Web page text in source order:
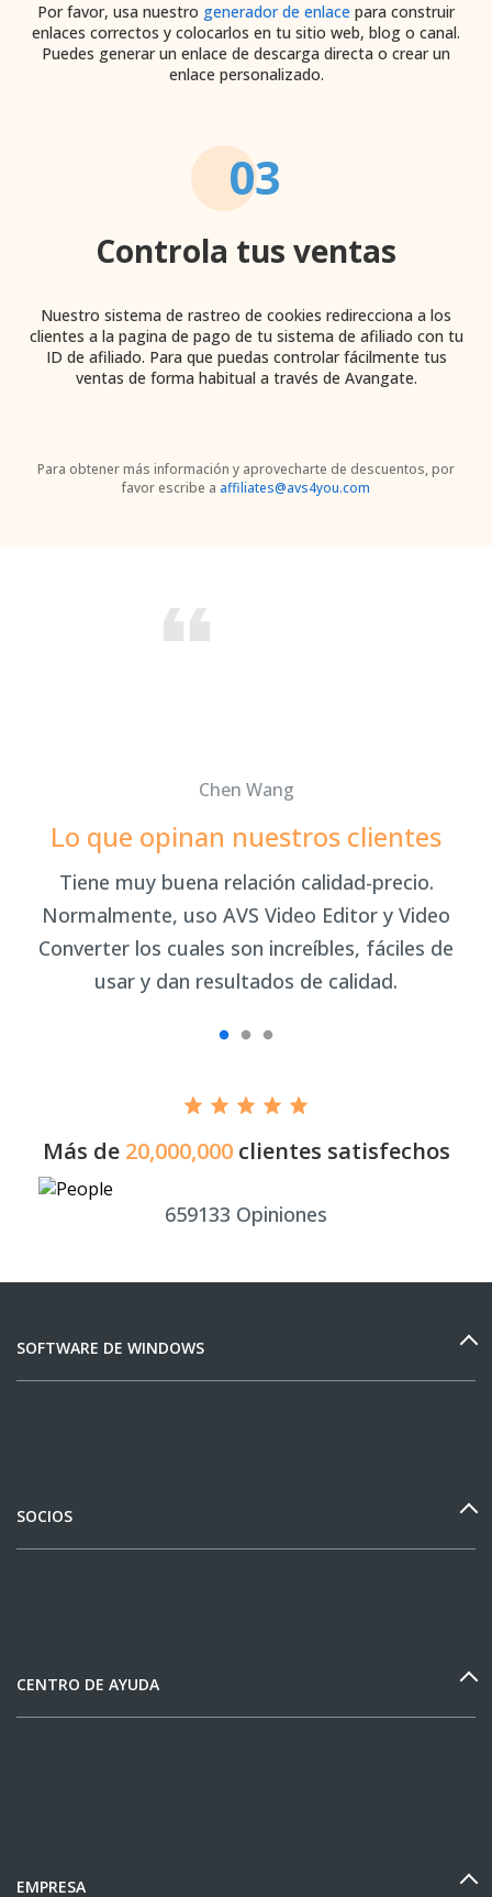
Por favor, usa nuestro generador de enlace para construir
enlaces correctos y colocarlos en tu sitio web, blog o canal.
Puedes generar un enlace de descarga directa o crear un
enlace personalizado.
03
Controla tus ventas
Nuestro sistema de rastreo de cookies redirecciona a los
clientes a la pagina de pago de tu sistema de afiliado con tu
ID de afiliado. Para que puedas controlar fácilmente tus
ventas de forma habitual a través de Avangate.
Para obtener más información y aprovecharte de descuentos, por
favor escribe a affiliates@avs4you.com
Chen Wang
Lo que opinan nuestros clientes
Tiene muy buena relación calidad-precio.
Normalmente, uso AVS Video Editor y Video
Converter los cuales son increíbles, fáciles de
usar y dan resultados de calidad.
Más de 20,000,000 clientes satisfechos
659133 Opiniones
SOFTWARE DE WINDOWS
SOCIOS
CENTRO DE AYUDA
EMPRESA